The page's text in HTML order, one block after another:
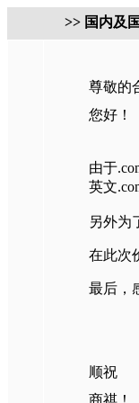
>> 国内及
尊敬的
您好！
由于
英文
另外为
在此次
最后，
顺祝
商祺！